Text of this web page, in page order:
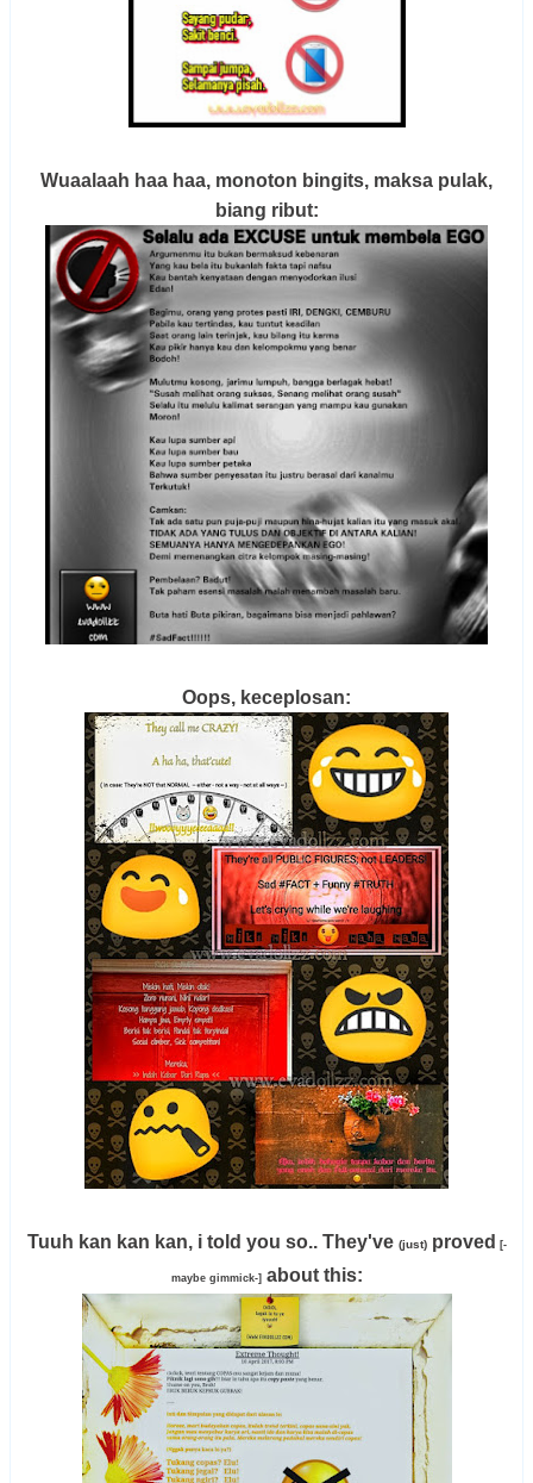
Wuaalaah haa haa, monoton bingits, maksa pulak,
biang ribut:
Oops, keceplosan:
Tuuh kan kan kan, i told you so.. They've (just)proved [-
maybe gimmick-]about this: